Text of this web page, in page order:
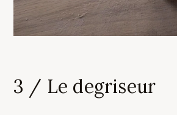
3 / Le degriseur